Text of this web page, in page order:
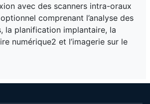
avec des scanners intra-oraux
comprenant l’analyse des
la planification implantaire, la
numérique2 et l’imagerie sur le